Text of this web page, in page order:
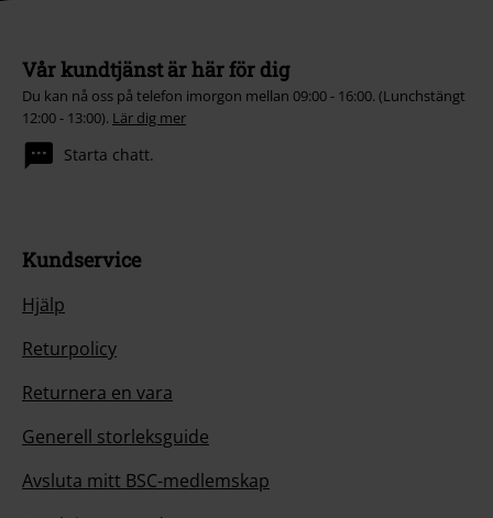
Vår kundtjänst är här för dig
Du kan nå oss på telefon imorgon mellan 09:00 - 16:00. (Lunchstängt
12:00 - 13:00). Lär dig mer
Starta chatt.
Kundservice
Hjälp
Returpolicy
Returnera en vara
Generell storleksguide
Avsluta mitt BSC-medlemskap